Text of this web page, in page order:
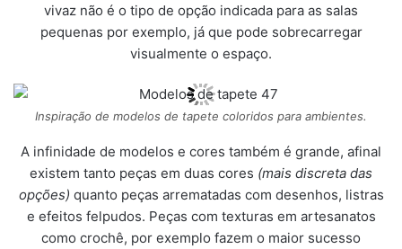
vivaz não é o tipo de opção indicada para as salas
pequenas por exemplo, já que pode sobrecarregar
visualmente o espaço.
Inspiração de modelos de tapete coloridos para ambientes.
A infinidade de modelos e cores também é grande, afinal
existem tanto peças em duas cores (mais discreta das
opções) quanto peças arrematadas com desenhos, listras
e efeitos felpudos. Peças com texturas em artesanatos
como crochê, por exemplo fazem o maior sucesso